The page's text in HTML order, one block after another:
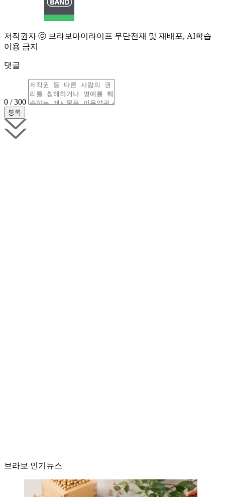
저작권자 ⓒ 브라보마이라이프 무단전재 및 재배포, AI학습
이용 금지
댓글
0 / 300
브라보 인기뉴스